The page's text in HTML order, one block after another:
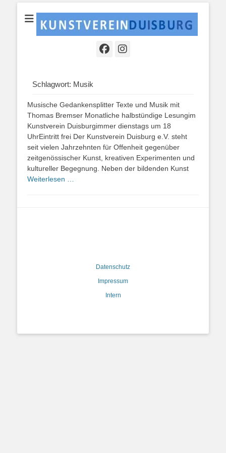
mit der lokalen und überregionalen Kunstszene.
Schlagwort: Musik
Musische Gedankensplitter Texte und Musik mit
Thomas Bremser Monatliche halbstündige Lesungim
Kunstverein Duisburgimmer dienstags um 18
UhrEintritt frei Der Kunstverein Duisburg e.V. steht
seit vielen Jahrzehnten für Offenheit gegenüber
zeitgenössischer Kunst, kreativen Experimenten und
kultureller Begegnung. Neben der bildenden Kunst
Weiterlesen …
Datenschutz
Impressum
Intern